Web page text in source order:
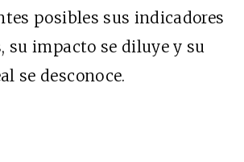
posibles sus indicadores
su impacto se diluye y su
se desconoce.